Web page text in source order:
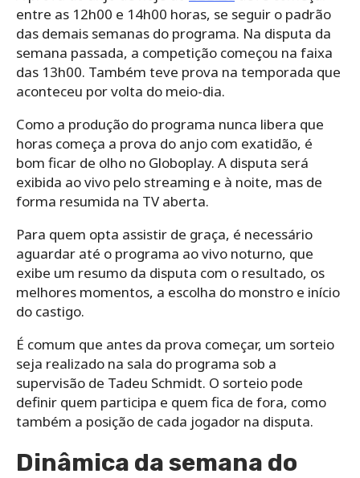
entre as 12h00 e 14h00 horas, se seguir o padrão
das demais semanas do programa. Na disputa da
semana passada, a competição começou na faixa
das 13h00. Também teve prova na temporada que
aconteceu por volta do meio-dia.
Como a produção do programa nunca libera que
horas começa a prova do anjo com exatidão, é
bom ficar de olho no Globoplay. A disputa será
exibida ao vivo pelo streaming e à noite, mas de
forma resumida na TV aberta.
Para quem opta assistir de graça, é necessário
aguardar até o programa ao vivo noturno, que
exibe um resumo da disputa com o resultado, os
melhores momentos, a escolha do monstro e início
do castigo.
É comum que antes da prova começar, um sorteio
seja realizado na sala do programa sob a
supervisão de Tadeu Schmidt. O sorteio pode
definir quem participa e quem fica de fora, como
também a posição de cada jogador na disputa.
Dinâmica da semana do